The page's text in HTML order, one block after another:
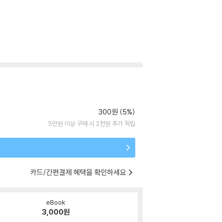
300원 (5%)
5만원 이상 구매 시 2천원 추가 적립
카드/간편결제 혜택을 확인하세요
eBook
3,000원